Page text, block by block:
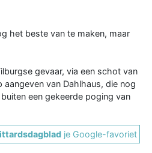
het beste van te maken, maar
gevaar, via een schot van
van Dahlhaus, die nog
een gekeerde poging van
je Google-favoriet